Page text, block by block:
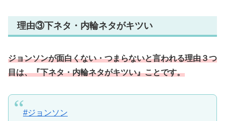
理由③下ネタ・内輪ネタがキツい
ジョンソンが面白くない・つまらないと言われる理由３つ
目は、『下ネタ・内輪ネタがキツい』ことです。
#ジョンソン